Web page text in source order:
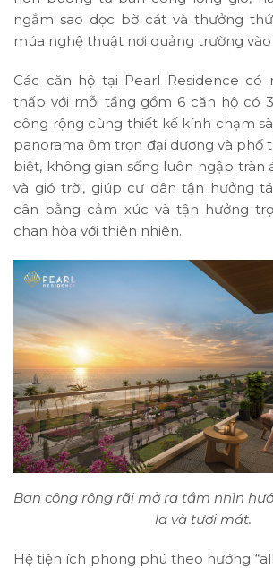
ngắm sao dọc bờ cát và thưởng
múa nghệ thuật nơi quảng trường
Các căn hộ tại Pearl Residence có
thấp với mỗi tầng gồm 6 căn hộ có
công rộng cùng thiết kế kính chạm
panorama ôm trọn đại dương và phố
biệt, không gian sống luôn ngập tràn
và gió trời, giúp cư dân tận hưởng
cân bằng cảm xúc và tận hưởng
chan hòa với thiên nhiên.
Ban công rộng rãi mở ra tầm nhìn
la và tươi mát.
Hệ tiện ích phong phú theo hướng